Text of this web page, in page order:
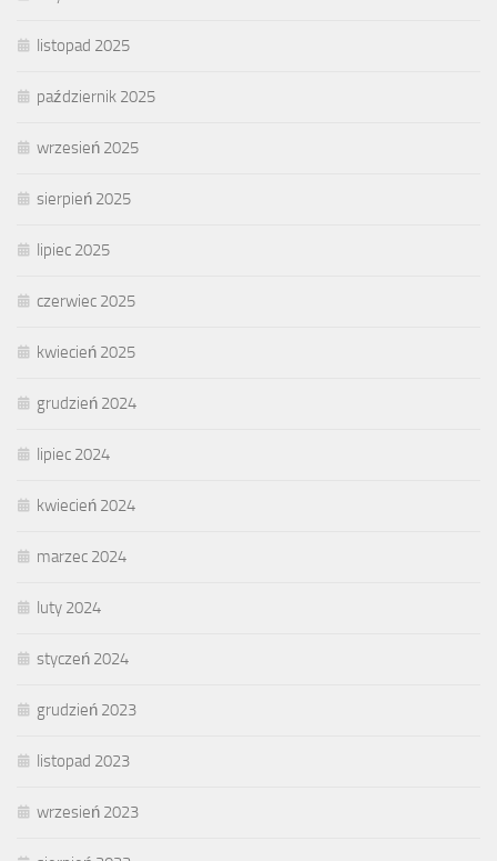
listopad 2025
październik 2025
wrzesień 2025
sierpień 2025
lipiec 2025
czerwiec 2025
kwiecień 2025
grudzień 2024
lipiec 2024
kwiecień 2024
marzec 2024
luty 2024
styczeń 2024
grudzień 2023
listopad 2023
wrzesień 2023